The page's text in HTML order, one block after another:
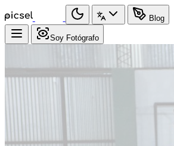
Blog
Soy Fotógrafo